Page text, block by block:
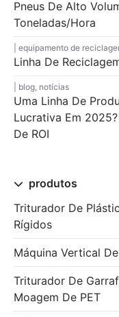
Pneus De Alto
Toneladas/hora
equipamento de
Linha De
blog notícias
Uma Linha De
Lucrativa Em
De ROI
produtos
Triturador De
Rígidos
Máquina Vertical
Triturador De
Moagem De PET